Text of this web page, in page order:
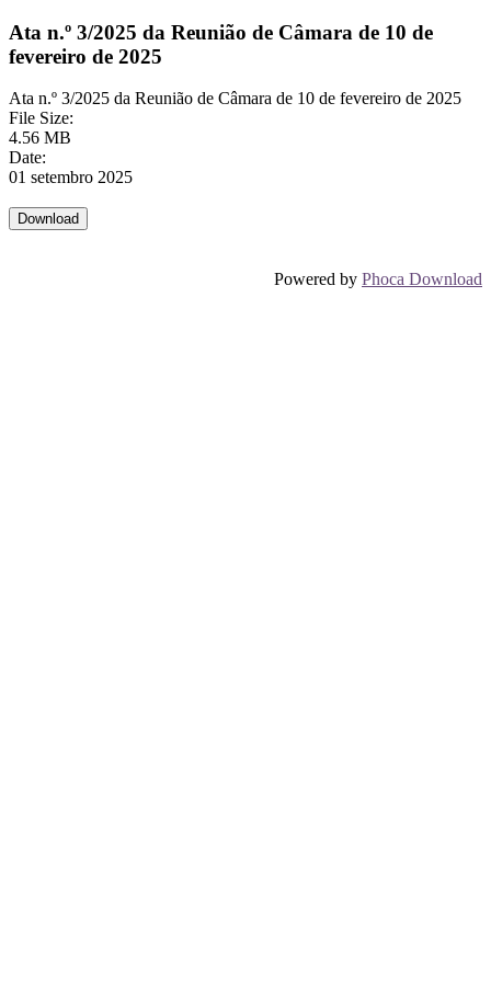
Ata n.º 3/2025 da Reunião de Câmara de 10 de
fevereiro de 2025
Ata n.º 3/2025 da Reunião de Câmara de 10 de fevereiro de 2025
File Size:
4.56 MB
Date:
01 setembro 2025
Powered by Phoca Download